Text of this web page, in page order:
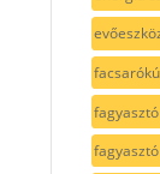
fagyasztó